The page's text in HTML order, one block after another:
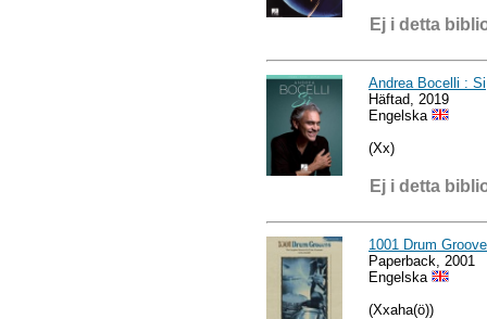
Ej i detta
Andrea Bocelli : Si
Häftad, 2019
Engelska
(Xx)
Ej i detta
1001 Drum
Paperback, 2001
Engelska
(Xxaha(ö))